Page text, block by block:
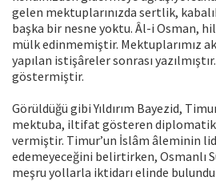
gelen mektuplarınızda sertlik,
başka bir nesne yoktu. Âl-i Osman,
mülk edinmemiştir. Mektuplarımız
yapılan istişâreler sonrası
göstermiştir.
Görüldüğü gibi Yıldırım Bayezid,
mektuba, iltifat gösteren diplomatik
vermiştir. Timur’un İslâm âleminin
edemeyeceğini belirtirken, Osmanlı
meşru yollarla iktidarı elinde